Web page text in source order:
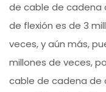
de cable de cadena
de flexión es de 3
veces, y aún más,
millones de veces,
cable de cadena de